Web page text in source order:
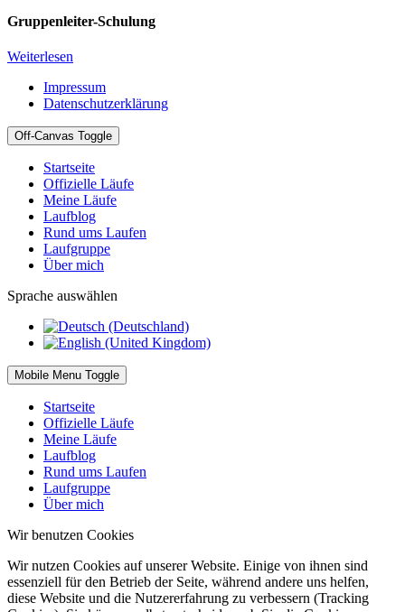
Gruppenleiter-Schulung
Weiterlesen
Impressum
Datenschutzerklärung
Off-Canvas Toggle
Startseite
Offizielle Läufe
Meine Läufe
Laufblog
Rund ums Laufen
Laufgruppe
Über mich
Sprache auswählen
Mobile Menu Toggle
Startseite
Offizielle Läufe
Meine Läufe
Laufblog
Rund ums Laufen
Laufgruppe
Über mich
Wir benutzen Cookies
Wir nutzen Cookies auf unserer Website. Einige von ihnen sind
essenziell für den Betrieb der Seite, während andere uns helfen,
diese Website und die Nutzererfahrung zu verbessern (Tracking